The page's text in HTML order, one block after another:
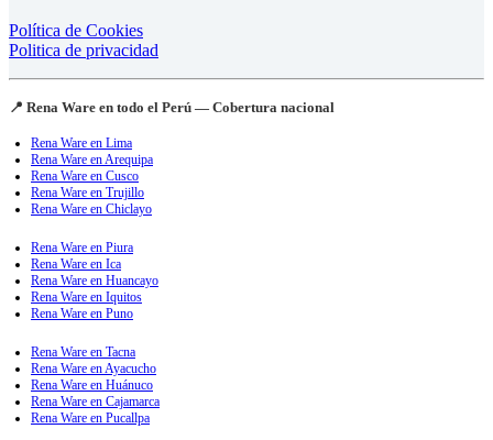
Política de Cookies
Politica de privacidad
📍 Rena Ware en todo el Perú — Cobertura nacional
Rena Ware en Lima
Rena Ware en Arequipa
Rena Ware en Cusco
Rena Ware en Trujillo
Rena Ware en Chiclayo
Rena Ware en Piura
Rena Ware en Ica
Rena Ware en Huancayo
Rena Ware en Iquitos
Rena Ware en Puno
Rena Ware en Tacna
Rena Ware en Ayacucho
Rena Ware en Huánuco
Rena Ware en Cajamarca
Rena Ware en Pucallpa